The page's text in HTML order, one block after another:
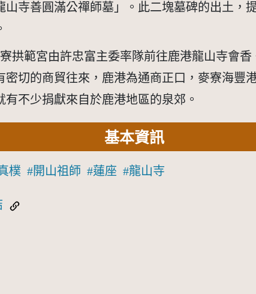
寺善圓滿公禪師墓」。此二塊墓碑的出土，
拱範宮由許忠富主委率隊前往鹿港龍山寺會
切的商貿往來，鹿港為通商正口，麥寮海豐
不少捐獻來自於鹿港地區的泉郊。
基本資訊
樸 開山祖師 蓮座 龍山寺